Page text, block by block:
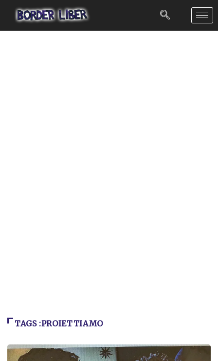
TAGS :PROIETTIAMO